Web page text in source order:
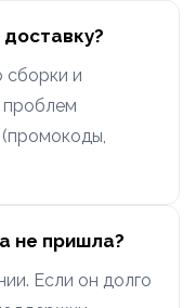
сборки и
проблем
не пришла?
Если он долго